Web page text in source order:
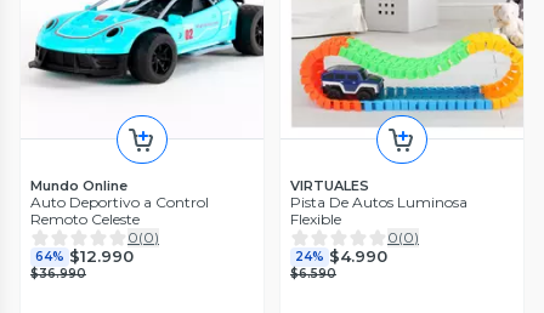
Mundo Online
Auto Deportivo a Control
Remoto Celeste
0(0)
64% $12.990
$36.990
VIRTUALES
Pista De Autos Luminosa
Flexible
0(0)
24% $4.990
$6.590